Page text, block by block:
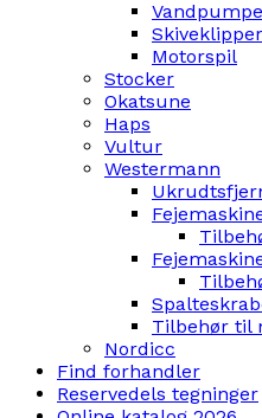
Motorspil
Stocker
Okatsune
Haps
Vultur
Westermann
Tilbehør til
Nordicc
Find forhandler
Reservedels tegninger